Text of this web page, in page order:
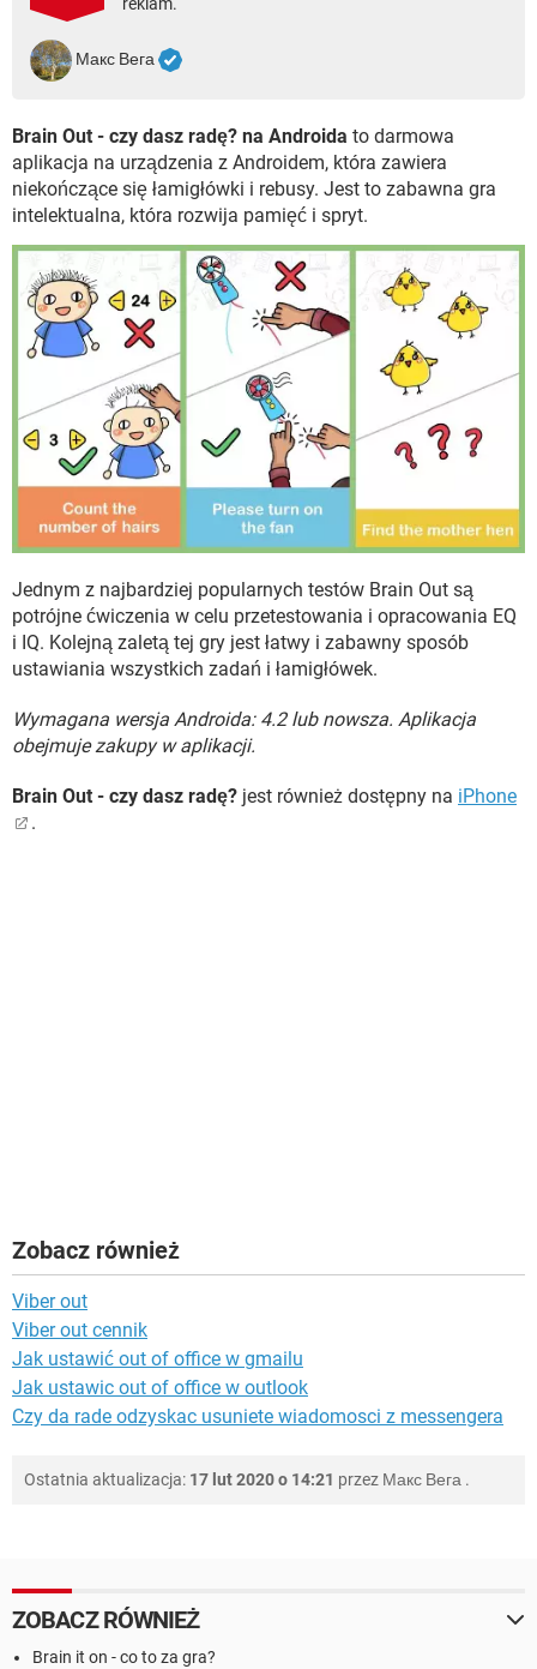
WINDOWS 10
Макс Вега
Brain Out - czy dasz radę? na Androida to darmowa
aplikacja na urządzenia z Androidem, która zawiera
niekończące się łamigłówki i rebusy. Jest to zabawna gra
intelektualna, która rozwija pamięć i spryt.
Jednym z najbardziej popularnych testów Brain Out są
potrójne ćwiczenia w celu przetestowania i opracowania EQ
i IQ. Kolejną zaletą tej gry jest łatwy i zabawny sposób
ustawiania wszystkich zadań i łamigłówek.
Wymagana wersja Androida: 4.2 lub nowsza. Aplikacja
obejmuje zakupy w aplikacji.
Brain Out - czy dasz radę? jest również dostępny na iPhone
.
Zobacz również
Viber out
Viber out cennik
Jak ustawić out of office w gmailu
Jak ustawic out of office w outlook
Czy da rade odzyskac usuniete wiadomosci z messengera
Ostatnia aktualizacja: 17 lut 2020 o 14:21 przez Макс Вега .
ZOBACZ RÓWNIEŻ
Brain it on - co to za gra?